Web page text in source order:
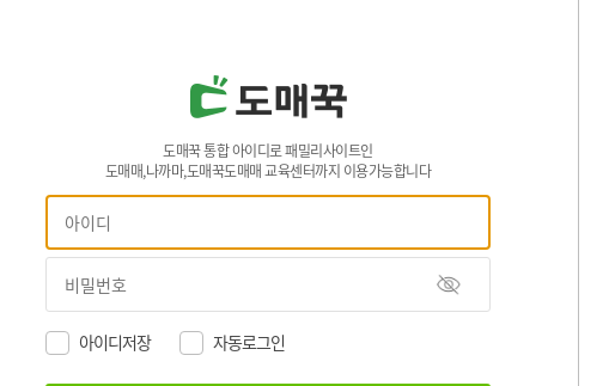
도매꾹 통합 아이디로 패밀리사이트인
도매매,나까마,도매꾹도매매 교육센터까지 이용가능합니다
아이디저장 자동로그인